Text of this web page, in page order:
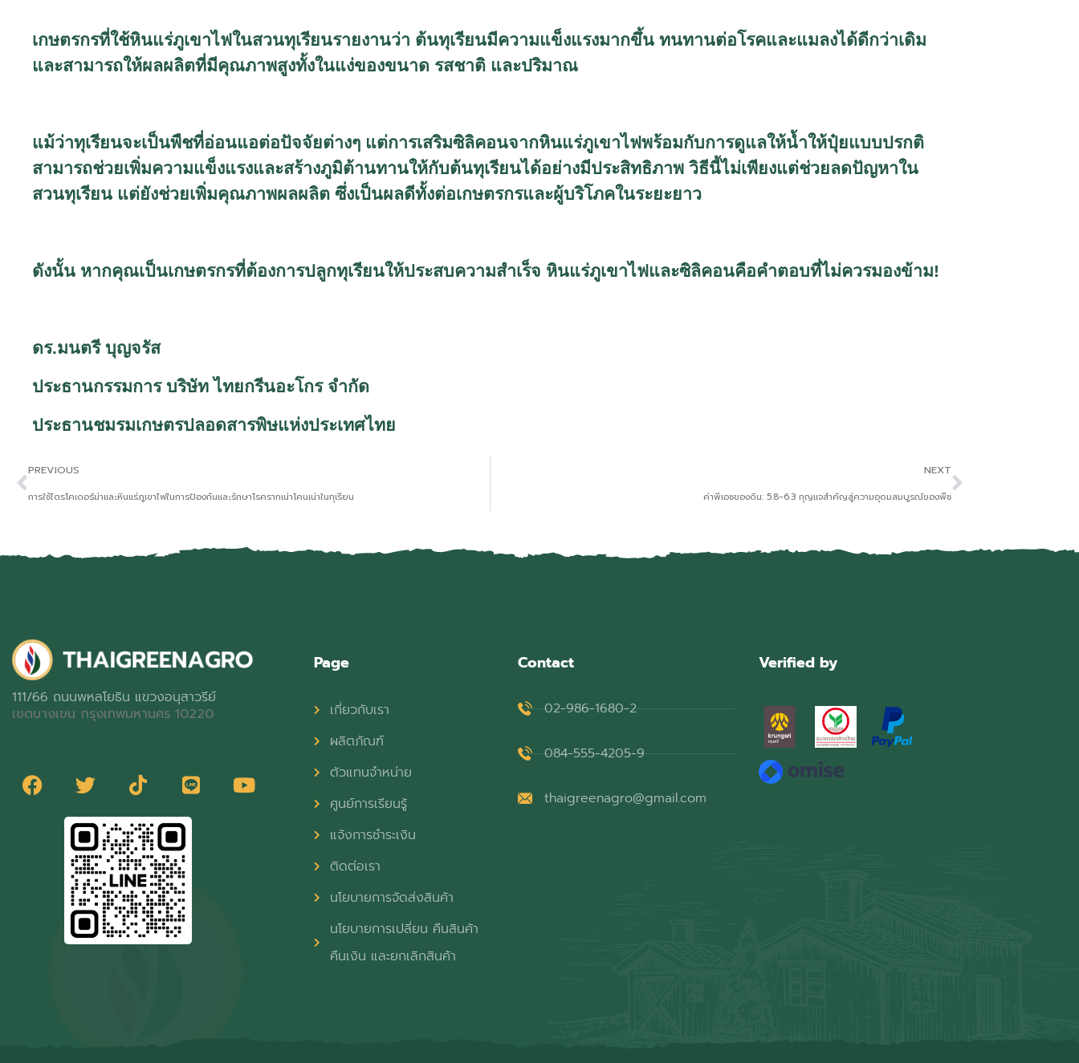
เกษตรกรที่ใช้หินแร่ภูเขาไฟในสวนทุเรียนรายงานว่า ต้นทุเรียนมีความแข็งแรงมากขึ้น ทนทานต่อโรคและแมลงได้ดีกว่าเดิม
และสามารถให้ผลผลิตที่มีคุณภาพสูงทั้งในแง่ของขนาด รสชาติ และปริมาณ
แม้ว่าทุเรียนจะเป็นพืชที่อ่อนแอต่อปัจจัยต่างๆ แต่การเสริมซิลิคอนจากหินแร่ภูเขาไฟพร้อมกับการดูแลให้น้ำให้ปุ๋ยแบบปรกติ
สามารถช่วยเพิ่มความแข็งแรงและสร้างภูมิต้านทานให้กับต้นทุเรียนได้อย่างมีประสิทธิภาพ วิธีนี้ไม่เพียงแต่ช่วยลดปัญหาใน
สวนทุเรียน แต่ยังช่วยเพิ่มคุณภาพผลผลิต ซึ่งเป็นผลดีทั้งต่อเกษตรกรและผู้บริโภคในระยะยาว
ดังนั้น หากคุณเป็นเกษตรกรที่ต้องการปลูกทุเรียนให้ประสบความสำเร็จ หินแร่ภูเขาไฟและซิลิคอนคือคำตอบที่ไม่ควรมองข้าม!
ดร.มนตรี บุญจรัส
ประธานกรรมการ บริษัท ไทยกรีนอะโกร จำกัด
ประธานชมรมเกษตรปลอดสารพิษแห่งประเทศไทย
PREVIOUS
การใช้ไตรโคเดอร์ม่าและหินแร่ภูเขาไฟในการป้องกันและรักษาโรครากเน่าโคนเน่าในทุเรียน
NEXT
ค่าพีเอชของดิน: 5.8-6.3 กุญแจสำคัญสู่ความอุดมสมบูรณ์ของพืช
111/66 ถนนพหลโยธิน แขวงอนุสาวรีย์
เขตบางเขน กรุงเทพมหานคร 10220
Page
เกี่ยวกับเรา
ผลิตภัณฑ์
ตัวแทนจำหน่าย
ศูนย์การเรียนรู้
แจ้งการชำระเงิน
ติดต่อเรา
นโยบายการจัดส่งสินค้า
นโยบายการเปลี่ยน คืนสินค้า
คืนเงิน และยกเลิกสินค้า
Contact
02-986-1680-2
084-555-4205-9
thaigreenagro@gmail.com
Verified by